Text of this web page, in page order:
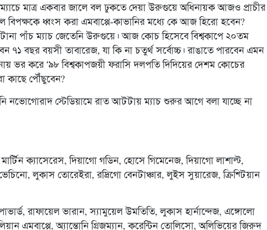
ম্যাচে মাত্র একবার জালে বল ঢুকতে দেয়া উরুগুয়ে অধিনায়ক আজও প্রাচীর
ধ্বংস করা এমবাপ্পে-কাভানির মধ্যে কে আজ হিরো হবেন?
পাঁচ ম্যাচ জেতেনি উরুগুয়ে। আজ কোচ হিসেবে বিশ্বকাপে ২০তম
৭১ বছর বয়সী তাবারেজ, যা কি না চতুর্থ সর্বোচ্চ। রাঙাতে পারবেন এমন
ভর করে ‘৯৮ বিশ্বকাপজয়ী ফরাসি দলপতি দিদিয়ের দেশম কোচের
কাছে পৌঁছুবেন?
নভোগোরাদ স্টেডিয়ামে রাত আটটায় ম্যাচ শুরুর আগে বলা যাচ্ছে না
মার্টিন ক্যাসেরেস, দিয়াগো গডিন, হোসে গিমেনেজ, দিয়াগো লাশাল্ট,
লুকাস তোরেইরা, রদ্রিগো বেনটাঞ্চার, লুইস সুয়ারেজ, ক্রিশ্টিয়ান
রাফায়েল ভারান, স্যামুয়েল উমতিতি, লুকাস হার্নান্দেজ, এঙ্গোলো
এমবাপ্পে, অ্যান্তোনি গ্রিজম্যান, করেন্টিন তোলিসো, অলিভিয়ের জিরুদ